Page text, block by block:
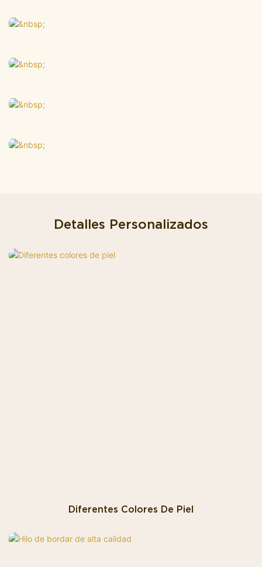
Detalles Personalizados
Diferentes Colores De Piel